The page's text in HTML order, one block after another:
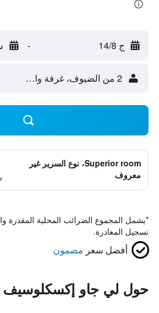
ج 14/8 -
2 من الضيوف، غرفة واحدة
Superior room، نوع السرير غير
معروف
*يشمل المجموع الضرائب المحلية المقدرة
تسجيل المغادرة.
أفضل سعر مضمون
حول لي جاو إكسكلوسيف